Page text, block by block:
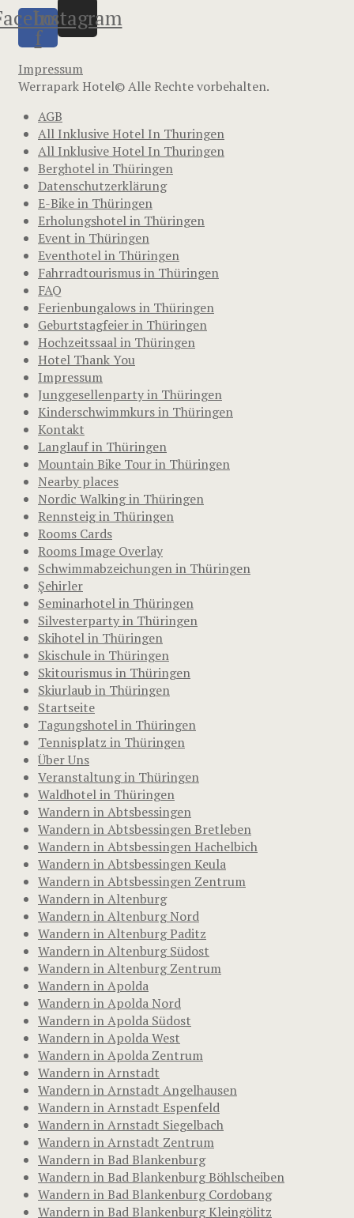
f
Instagram
Impressum
Werrapark Hotel© Alle Rechte vorbehalten.
AGB
All Inklusive Hotel In Thuringen
All Inklusive Hotel In Thuringen
Berghotel in Thüringen
Datenschutzerklärung
E-Bike in Thüringen
Erholungshotel in Thüringen
Event in Thüringen
Eventhotel in Thüringen
Fahrradtourismus in Thüringen
FAQ
Ferienbungalows in Thüringen
Geburtstagfeier in Thüringen
Hochzeitssaal in Thüringen
Hotel Thank You
Impressum
Junggesellenparty in Thüringen
Kinderschwimmkurs in Thüringen
Kontakt
Langlauf in Thüringen
Mountain Bike Tour in Thüringen
Nearby places
Nordic Walking in Thüringen
Rennsteig in Thüringen
Rooms Cards
Rooms Image Overlay
Schwimmabzeichungen in Thüringen
Şehirler
Seminarhotel in Thüringen
Silvesterparty in Thüringen
Skihotel in Thüringen
Skischule in Thüringen
Skitourismus in Thüringen
Skiurlaub in Thüringen
Startseite
Tagungshotel in Thüringen
Tennisplatz in Thüringen
Über Uns
Veranstaltung in Thüringen
Waldhotel in Thüringen
Wandern in Abtsbessingen
Wandern in Abtsbessingen Bretleben
Wandern in Abtsbessingen Hachelbich
Wandern in Abtsbessingen Keula
Wandern in Abtsbessingen Zentrum
Wandern in Altenburg
Wandern in Altenburg Nord
Wandern in Altenburg Paditz
Wandern in Altenburg Südost
Wandern in Altenburg Zentrum
Wandern in Apolda
Wandern in Apolda Nord
Wandern in Apolda Südost
Wandern in Apolda West
Wandern in Apolda Zentrum
Wandern in Arnstadt
Wandern in Arnstadt Angelhausen
Wandern in Arnstadt Espenfeld
Wandern in Arnstadt Siegelbach
Wandern in Arnstadt Zentrum
Wandern in Bad Blankenburg
Wandern in Bad Blankenburg Böhlscheiben
Wandern in Bad Blankenburg Cordobang
Wandern in Bad Blankenburg Kleingölitz